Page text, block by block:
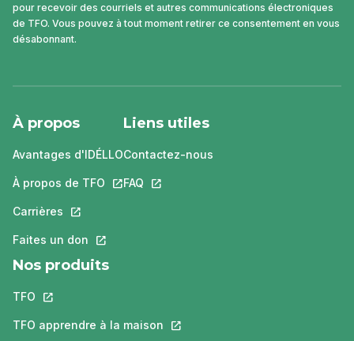
pour recevoir des courriels et autres communications électroniques
de TFO. Vous pouvez à tout moment retirer ce consentement en vous
désabonnant.
À propos
Avantages d'IDÉLLO
À propos de TFO Ce lien s'ouvrira dans un nouvel onglet.
Carrières Ce lien s'ouvrira dans un nouvel onglet.
Faites un don Ce lien s'ouvrira dans un nouvel onglet.
Liens utiles
Contactez-nous
FAQ Ce lien s'ouvrira dans un nouvel
Nos produits
TFO Ce lien s'ouvrira dans un nouvel onglet.
TFO apprendre à la maison Ce lien s'ouvrira dans un nouvel